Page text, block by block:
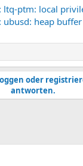
ltq-ptm: local
ubusd: heap
oder
antworten.